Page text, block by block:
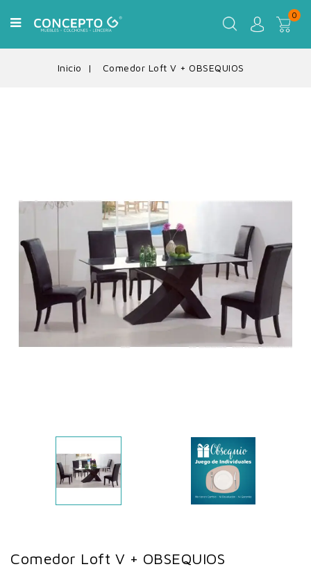
0
Inicio Comedor Loft V + OBSEQUIOS
Comedor Loft V + OBSEQUIOS